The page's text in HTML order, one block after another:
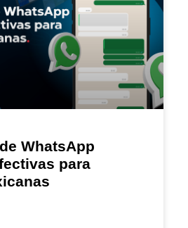
WhatsApp
para